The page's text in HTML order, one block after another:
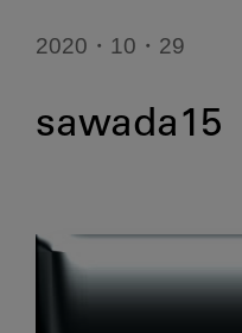
2020・10・29
sawada15